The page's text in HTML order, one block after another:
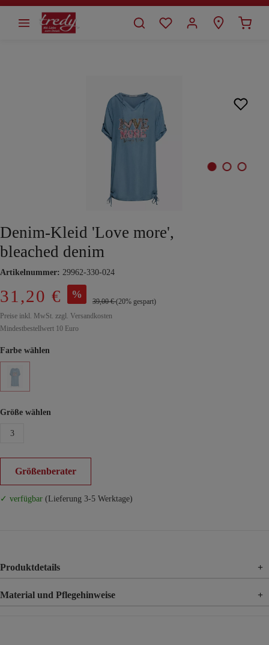
springen
Denim-Kleid 'Love more',
bleached denim
Artikelnummer: 29962-330-024
31,20 € %
39,00 €(20% gespart)
Preise inkl. MwSt. zzgl. Versandkosten
Mindestbestellwert 10 Euro
Farbe wählen
Größe wählen
3
Größenberater
✓ verfügbar (Lieferung 3-5 Werktage)
Produktdetails +
Material und Pflegehinweise +